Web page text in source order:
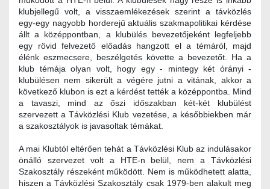
klubjellegű volt, a visszaemlékezések szerint a távközlés
egy-egy nagyobb horderejű aktuális szakmapolitikai kérdése
állt a középpontban, a klubülés bevezetőjeként legfeljebb
egy rövid felvezető előadás hangzott el a témáról, majd
élénk eszmecsere, beszélgetés követte a bevezetőt. Ha a
klub témája olyan volt, hogy egy - mintegy két órányi -
klubülésen nem sikerült a végére jutni a vitának, akkor a
következő klubon is ezt a kérdést tették a középpontba. Mind
a tavaszi, mind az őszi időszakban két-két klubülést
szervezett a Távközlési Klub vezetése, a későbbiekben már
a szakosztályok is javasoltak témákat.
A mai Klubtól eltérően tehát a Távközlési Klub az indulásakor
önálló szervezet volt a HTE-n belül, nem a Távközlési
Szakosztály részeként működött. Nem is működhetett alatta,
hiszen a Távközlési Szakosztály csak 1979-ben alakult meg